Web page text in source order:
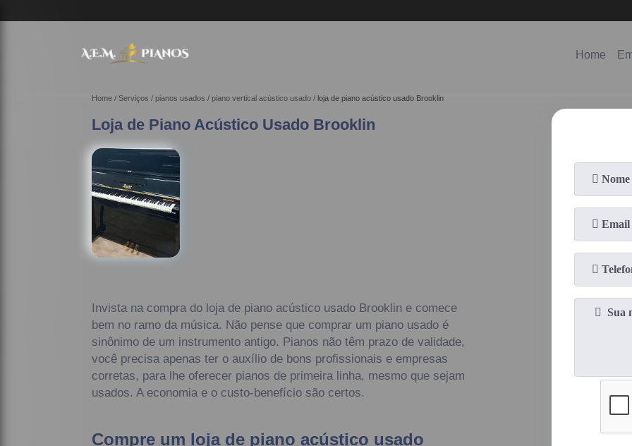
Home
Home Serviços pianos usados piano vertical acústico usado loja de piano acústico usado Brooklin
Loja de Piano Acústico Usado Brooklin
Invista na compra do loja de piano acústico usado Brooklin e comece
bem no ramo da música. Não pense que comprar um piano usado é
sinônimo de um instrumento antigo. Pianos não têm prazo de validade,
você precisa apenas ter o auxílio de bons profissionais e empresas
corretas, para lhe oferecer pianos de primeira linha, mesmo que sejam
usados. A economia e o custo-benefício são certos.
Compre um loja de piano acústico usado